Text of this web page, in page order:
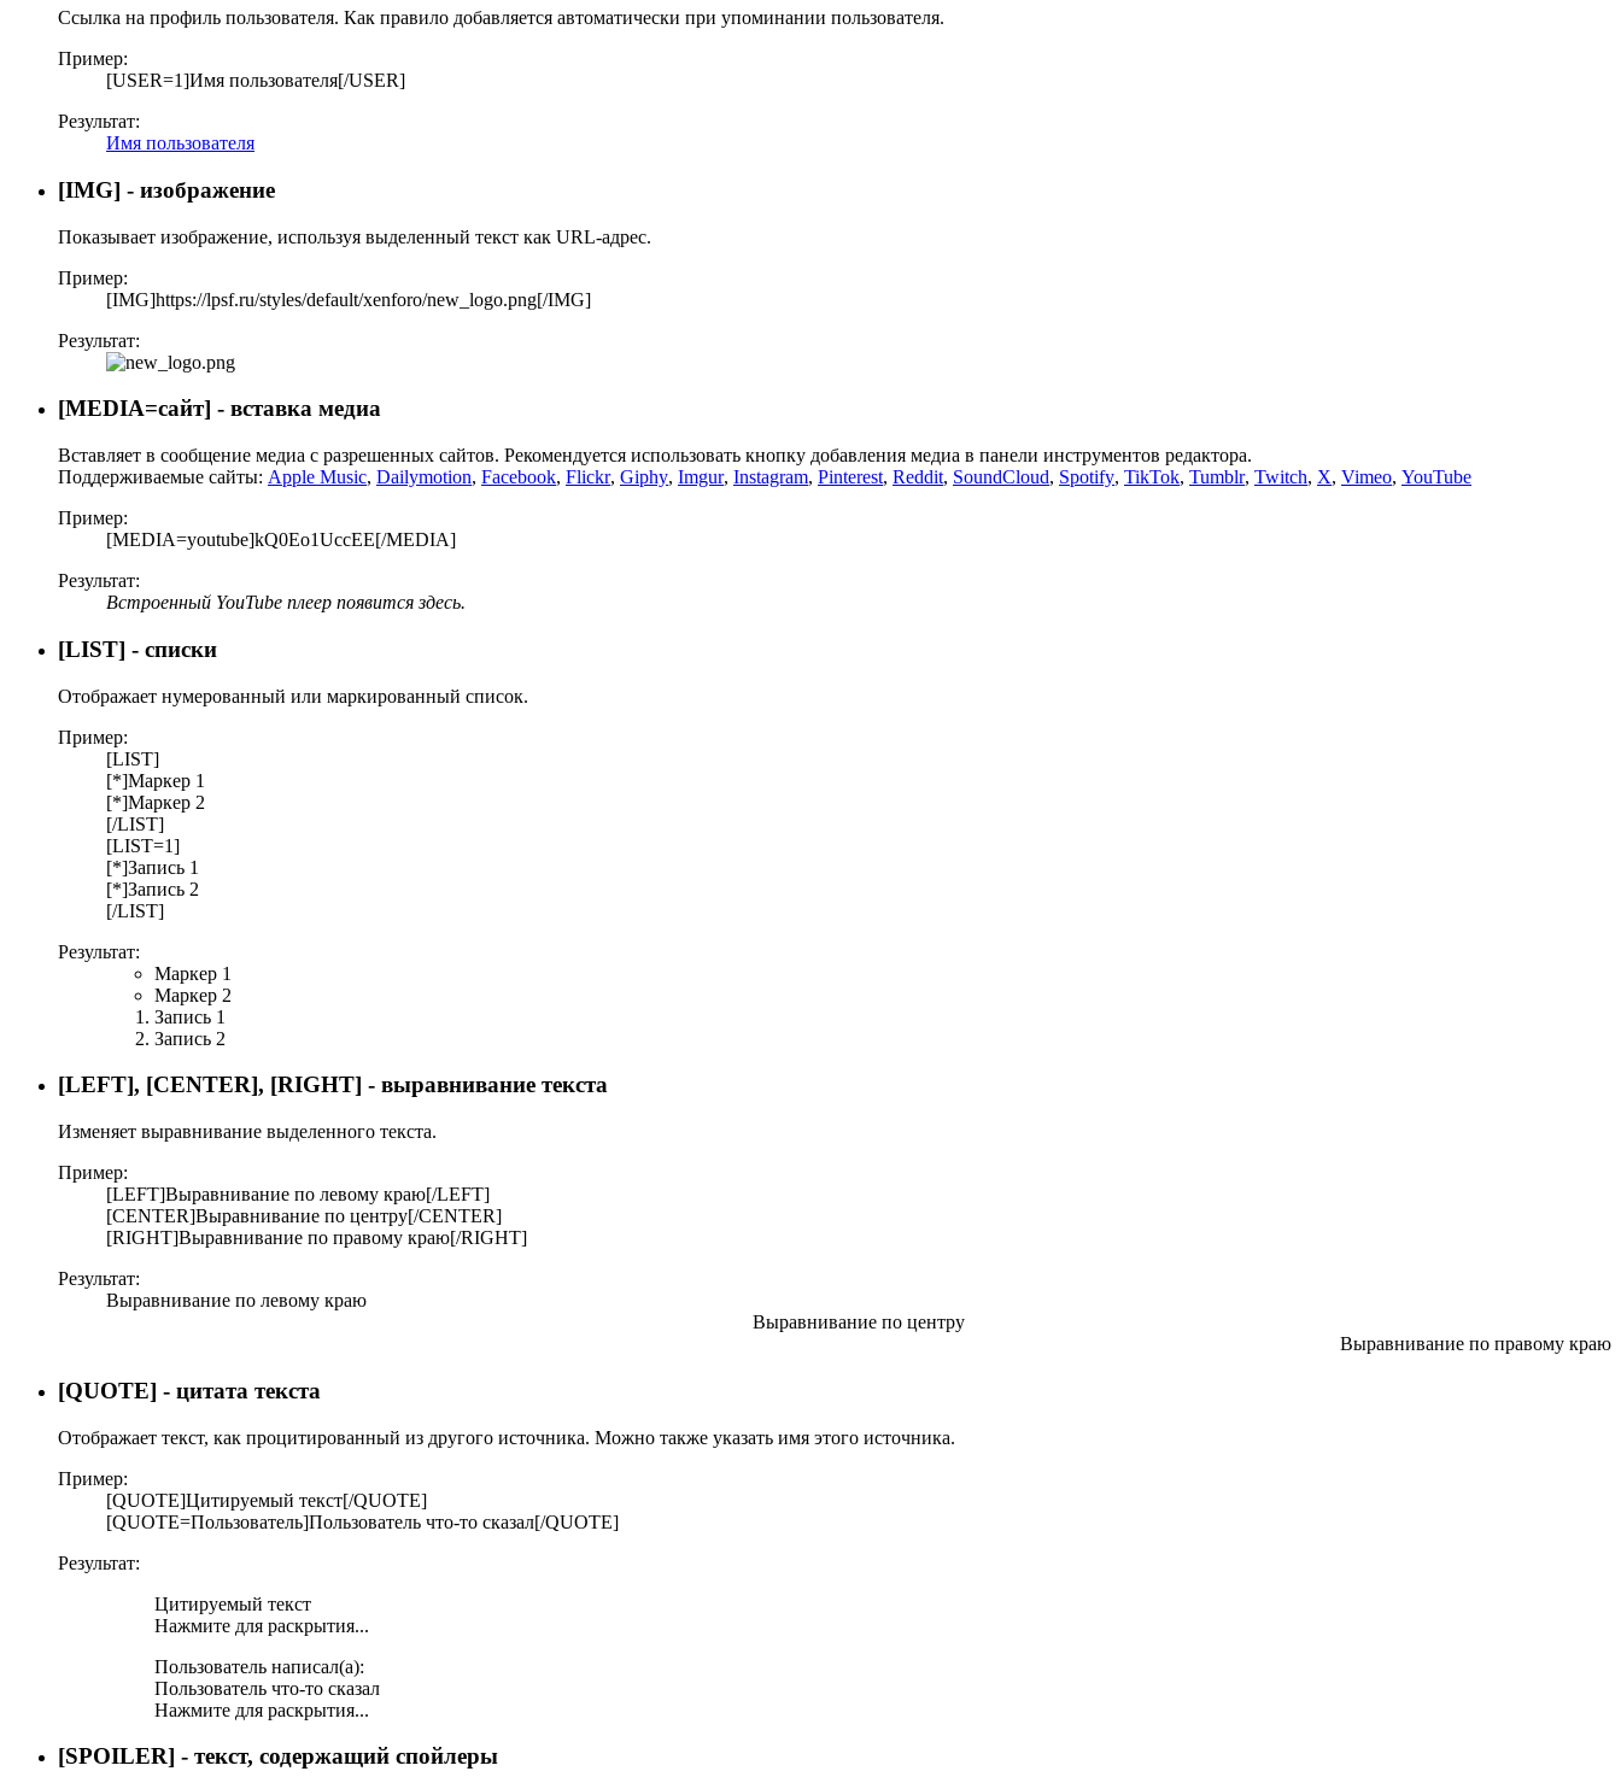
Ссылка на профиль пользователя. Как правило добавляется автоматически при упоминании пользователя.
Пример:
[USER=1]Имя пользователя[/USER]
Результат:
Имя пользователя
[IMG] - изображение
Показывает изображение, используя выделенный текст как URL-адрес.
Пример:
[IMG]https://lpsf.ru/styles/default/xenforo/new_logo.png[/IMG]
Результат:
[MEDIA=сайт] - вставка медиа
Вставляет в сообщение медиа с разрешенных сайтов. Рекомендуется использовать кнопку добавления медиа в панели инструментов редактора.
Поддерживаемые сайты: Apple Music, Dailymotion, Facebook, Flickr, Giphy, Imgur, Instagram, Pinterest, Reddit, SoundCloud, Spotify, TikTok, Tumblr, Twitch, X, Vimeo, YouTube
Пример:
[MEDIA=youtube]kQ0Eo1UccEE[/MEDIA]
Результат:
Встроенный YouTube плеер появится здесь.
[LIST] - списки
Отображает нумерованный или маркированный список.
Пример:
[LIST]
[*]Маркер 1
[*]Маркер 2
[/LIST]
[LIST=1]
[*]Запись 1
[*]Запись 2
[/LIST]
Результат:
Маркер 1
Маркер 2
Запись 1
Запись 2
[LEFT], [CENTER], [RIGHT] - выравнивание текста
Изменяет выравнивание выделенного текста.
Пример:
[LEFT]Выравнивание по левому краю[/LEFT]
[CENTER]Выравнивание по центру[/CENTER]
[RIGHT]Выравнивание по правому краю[/RIGHT]
Результат:
Выравнивание по левому краю​
Выравнивание по центру​
Выравнивание по правому краю​
[QUOTE] - цитата текста
Отображает текст, как процитированный из другого источника. Можно также указать имя этого источника.
Пример:
[QUOTE]Цитируемый текст[/QUOTE]
[QUOTE=Пользователь]Пользователь что-то сказал[/QUOTE]
Результат:
Цитируемый текст
Нажмите для раскрытия...
Пользователь написал(а):
Пользователь что-то сказал
Нажмите для раскрытия...
[SPOILER] - текст, содержащий спойлеры